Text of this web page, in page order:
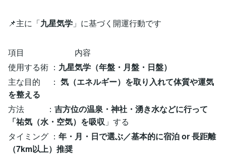
📌主に「九星気学 」に基づく開運行動です
項目 内容
使用する術 ： 九星気学（年盤・月盤・日盤）
主な目的 ： 気（エネルギー）を取り入れて体質や運気
を整える
方法 ： 吉方位の温泉・神社・湧き水などに行って
「祐気（水・空気）を吸収 」する
タイミング ： 年・月・日で選ぶ／基本的に宿泊 or 長距離
（7km以上）推奨